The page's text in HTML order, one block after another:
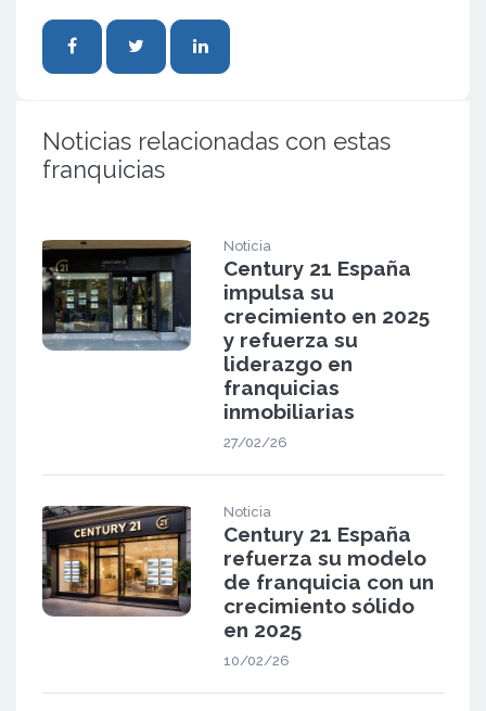
Noticias relacionadas con estas
franquicias
Noticia
Century 21 España
impulsa su
crecimiento en 2025
y refuerza su
liderazgo en
franquicias
inmobiliarias
27/02/26
Noticia
Century 21 España
refuerza su modelo
de franquicia con un
crecimiento sólido
en 2025
10/02/26